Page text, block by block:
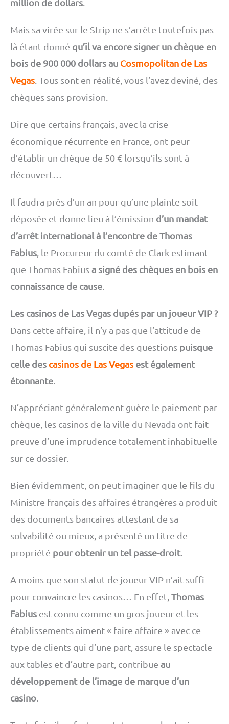
million de dollars.
Mais sa virée sur le Strip ne s’arrête toutefois pas
là étant donné qu’il va encore signer un chèque en
bois de 900 000 dollars au Cosmopolitan de Las
Vegas. Tous sont en réalité, vous l’avez deviné, des
chèques sans provision.
Dire que certains français, avec la crise
économique récurrente en France, ont peur
d’établir un chèque de 50 € lorsqu’ils sont à
découvert…
Il faudra près d’un an pour qu’une plainte soit
déposée et donne lieu à l’émission d’un mandat
d’arrêt international à l’encontre de Thomas
Fabius , le Procureur du comté de Clark estimant
que Thomas Fabiusa signé des chèques en bois en
connaissance de cause
Les casinos de Las Vegas dupés par un joueur VIP ?
Dans cette affaire, il n’y a pas que l’attitude de
Thomas Fabius qui suscite des questions puisque
celle des casinos de Las Vegas est également
étonnante
N’appréciant généralement guère le paiement par
chèque, les casinos de la ville du Nevada ont fait
preuve d’une imprudence totalement inhabituelle
sur ce dossier.
Bien évidemment, on peut imaginer que le fils du
Ministre français des affaires étrangères a produit
des documents bancaires attestant de sa
solvabilité ou mieux, a présenté un titre de
propriété pour obtenir un tel passe-droit.
A moins que son statut de joueur VIP n’ait suffi
pour convaincre les casinos… En effet, Thomas
Fabius est connu comme un gros joueur et les
établissements aiment « faire affaire » avec ce
type de clients qui d’une part, assure le spectacle
aux tables et d’autre part, contribue au
développement de l’image de marque d’un
casino